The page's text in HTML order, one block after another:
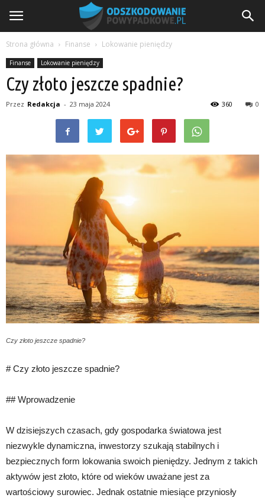
Strona główna Finanse Lokowanie pieniędzy
Finanse Lokowanie pieniędzy
Czy złoto jeszcze spadnie?
Przez Redakcja - 23 maja 2024 0
360
Czy złoto jeszcze spadnie?
# Czy złoto jeszcze spadnie?
## Wprowadzenie
W dzisiejszych czasach, gdy gospodarka światowa jest
niezwykle dynamiczna, inwestorzy szukają stabilnych i
bezpiecznych form lokowania swoich pieniędzy. Jednym z takich
aktywów jest złoto, które od wieków uważane jest za
wartościowy surowiec. Jednak ostatnie miesiące przyniosły